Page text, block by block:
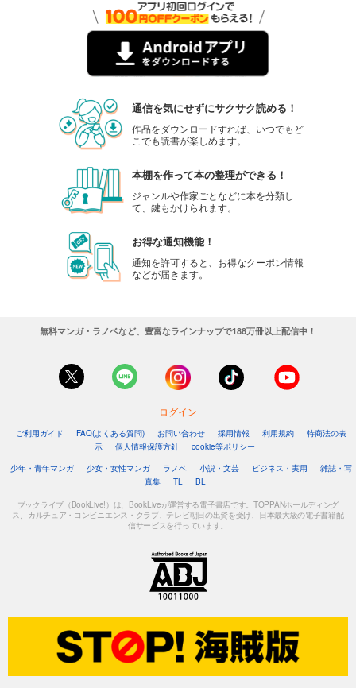
通信を気にせずにサクサク読める！
作品をダウンロードすれば、いつでもど
こでも読書が楽しめます。
本棚を作って本の整理ができる！
ジャンルや作家ごとなどに本を分類し
て、鍵もかけられます。
お得な通知機能！
通知を許可すると、お得なクーポン情報
などが届きます。
無料マンガ・ラノベなど、豊富なラインナップで188万冊以上配信中！
ログイン
ご利用ガイド FAQ(よくある質問) お問い合わせ 採用情報 利用規約
特商法の表
示
個人情報保護方針
cookie等ポリシー
少年・青年マンガ
少女・女性マンガ ラノベ 小説・文芸 ビジネス・実用
雑誌・写
真集
TL BL
ブックライブ（BookLive!）は、BookLiveが運営する電子書店です。TOPPANホールディング
ス、カルチュア・コンビニエンス・クラブ、テレビ朝日の出資を受け、日本最大級の電子書籍配
信サービスを行っています。